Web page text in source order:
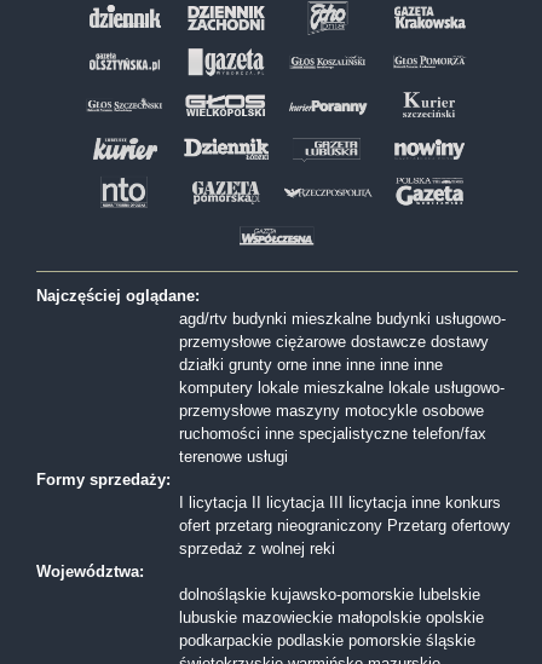
Najczęściej oglądane:
agd/rtv budynki mieszkalne budynki usługowo-
przemysłowe ciężarowe dostawcze dostawy
działki grunty orne inne inne inne inne
komputery lokale mieszkalne lokale usługowo-
przemysłowe maszyny motocykle osobowe
ruchomości inne specjalistyczne telefon/fax
terenowe usługi
Formy sprzedaży:
I licytacja
II licytacja III licytacja inne konkurs
ofert przetarg nieograniczony Przetarg ofertowy
sprzedaż z wolnej reki
Województwa:
dolnośląskie kujawsko-pomorskie lubelskie
lubuskie mazowieckie małopolskie opolskie
podkarpackie podlaskie pomorskie śląskie